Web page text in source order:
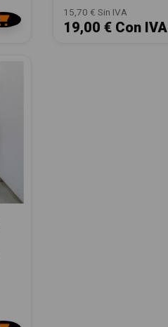
15,70 € Sin IVA
19,00 € Con IVA